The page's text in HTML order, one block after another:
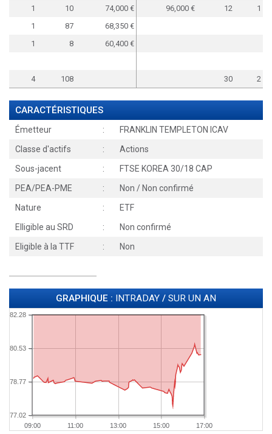
1
10
74,000
1
87
68,350
1
8 60,400
4 108
96,000
12 1
30 2
CARACTÉRISTIQUES
Émetteur :
FRANKLIN TEMPLETON ICAV
Classe d'actifs
:
Actions
Sous-jacent
:
FTSE KOREA 30/18 CAP
PEA/PEA-PME
:
Non / Non confirmé
Nature
:
ETF
Elligible au SRD
:
Non confirmé
Eligible à la TTF
: Non
GRAPHIQUE : INTRADAY / SUR UN AN
09:00 11:00 13:00 15:00 17:00
77.02
78.77
80.53
82.28